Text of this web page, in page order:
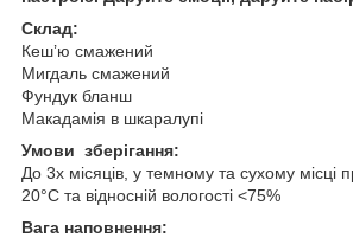
Склад:
Кеш’ю смажений
Мигдаль смажений
Фундук бланш
Макадамія в шкаралупі
Умови зберігання:
До 3х місяців, у темному та сухому місці
20°С та відносній вологості <75%
Вага наповнення: